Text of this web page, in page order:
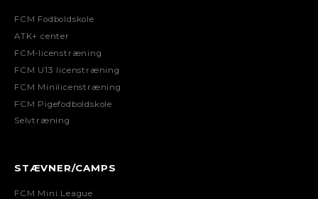
FCM Fodboldskole
ATK+ center
FCM-licenstræning
FCM U13 licenstræning
FCM Minilicenstræning
FCM Pigefodboldskole
Selvtræning
STÆVNER/CAMPS
FCM Mini League